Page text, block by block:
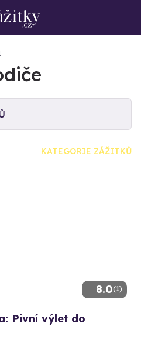
KATEGORIE ZÁŽITKŮ
8.0(1)
Pivní výlet do